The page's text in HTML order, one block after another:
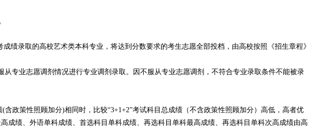
录取的高校艺术类本科专业，将达到分数要求的考生志愿全部投档，由高校按照《招生章程》
业志愿调剂情况进行专业调剂录取。因不服从专业志愿调剂，不符合专业录取条件不能被录
策性照顾加分)相同时，比较“3+1+2”考试科目总成绩（不含政策性照顾加分）高低，高者优
成绩、外语单科成绩、首选科目单科成绩、再选科目单科最高成绩、再选科目单科次高成绩由高